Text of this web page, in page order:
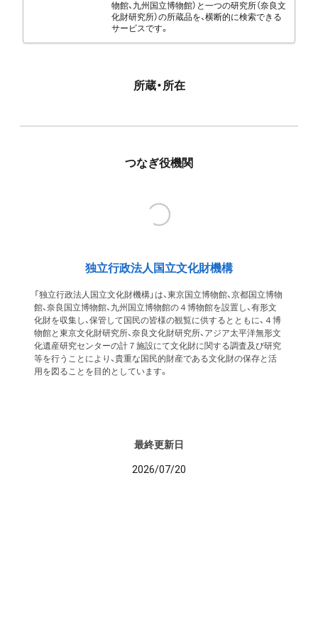
物館、九州国立博物館）と一つの研究所（奈良文
化財研究所）の所蔵品を、横断的に検索できる
サービスです。
所蔵・所在
つなぎ役機関
独立行政法人国立文化財機構
「独立行政法人国立文化財機構」は、東京国立博物館、京都国立博物
館、奈良国立博物館、九州国立博物館の４博物館を設置し、有形文
化財を収集し、保管して国民の皆様の観覧に供するとともに、４博
物館と東京文化財研究所、奈良文化財研究所、アジア太平洋無形文
化遺産研究センターの計７施設にて文化財に関する調査及び研究
等を行うことにより、貴重な国民的財産である文化財の保存と活
用を図ることを目的としています。
最終更新日
2026/07/20